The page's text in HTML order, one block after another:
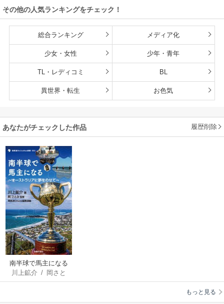
その他の人気ランキングをチェック！
総合ランキング メディア化
少女・女性 少年・青年
TL・レディコミ BL
異世界・転生 お色気
あなたがチェックした作品 履歴削除
南半球で馬主になる
川上鉱介 / 岡さと
み/競馬道ＯｎＬｉ
もっと見る